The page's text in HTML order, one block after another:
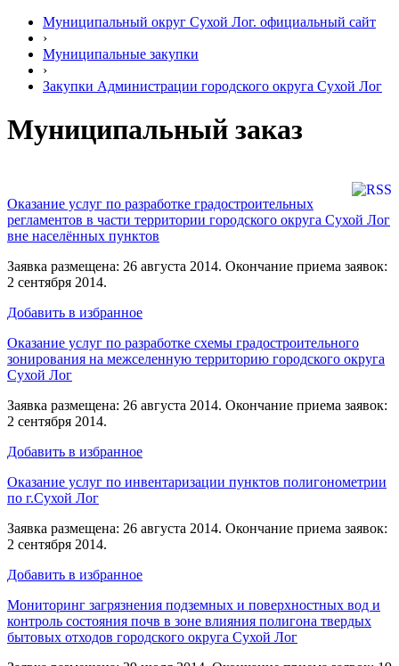
Муниципальный округ Сухой Лог. официальный сайт
›
Муниципальные закупки
›
Закупки Администрации городского округа Сухой Лог
Муниципальный заказ
Оказание услуг по разработке градостроительных
регламентов в части территории городского округа Сухой Лог
вне населённых пунктов
Заявка размещена: 26 августа 2014. Окончание приема заявок:
2 сентября 2014.
Добавить в избранное
Оказание услуг по разработке схемы градостроительного
зонирования на межселенную территорию городского округа
Сухой Лог
Заявка размещена: 26 августа 2014. Окончание приема заявок:
2 сентября 2014.
Добавить в избранное
Оказание услуг по инвентаризации пунктов полигонометрии
по г.Сухой Лог
Заявка размещена: 26 августа 2014. Окончание приема заявок:
2 сентября 2014.
Добавить в избранное
Мониторинг загрязнения подземных и поверхностных вод и
контроль состояния почв в зоне влияния полигона твердых
бытовых отходов городского округа Сухой Лог